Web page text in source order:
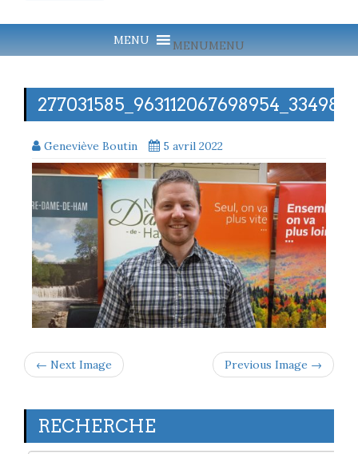
MENUMENU
Geneviève Boutin 5 avril 2022
← Next Image Previous Image →
RECHERCHE